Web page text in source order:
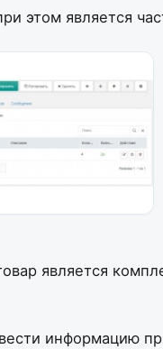
этом является
является
информацию